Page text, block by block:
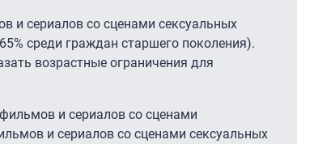
и сериалов со сценами сексуальных
среди граждан старшего поколения).
возрастные ограничения для
и сериалов со сценами
и сериалов со сценами сексуальных